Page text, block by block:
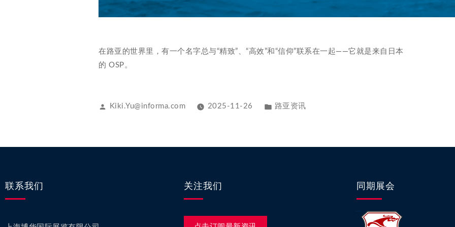
在路亚的世界里，有一个名字总与“精致”、“高效”和“信仰”联系在一起——它就是来自日本
的 OSP。
Kiki.Yu@informa.com 2025-11-26 路亚资讯
联系我们 关注我们 同期展会